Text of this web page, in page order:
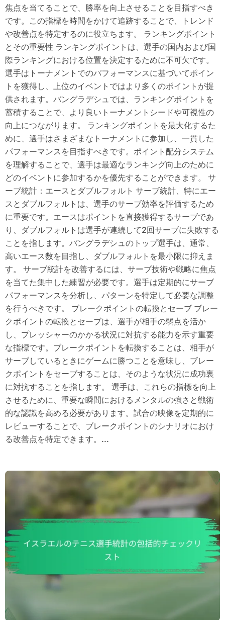
焦点を当てることで、勝率を向上させることを目指すべき
です。この指標を時間をかけて追跡することで、トレンド
や改善点を特定するのに役立ちます。 ランキングポイント
とその重要性 ランキングポイントは、選手の国内および国
際ランキングにおける位置を決定するために不可欠です。
選手はトーナメントでのパフォーマンスに基づいてポイン
トを獲得し、上位のイベントではより多くのポイントが提
供されます。バングラデシュでは、ランキングポイントを
蓄積することで、より良いトーナメントシードや可視性の
向上につながります。 ランキングポイントを最大化するた
めに、選手はさまざまなトーナメントに参加し、一貫した
パフォーマンスを目指すべきです。ポイント配分システム
を理解することで、選手は最適なランキング向上のために
どのイベントに参加するかを優先することができます。 サ
ーブ統計：エースとダブルフォルト サーブ統計、特にエー
スとダブルフォルトは、選手のサーブ効率を評価するため
に重要です。エースはポイントを直接獲得するサーブであ
り、ダブルフォルトは選手が連続して2回サーブに失敗する
ことを指します。バングラデシュのトップ選手は、通常、
高いエース数を目指し、ダブルフォルトを最小限に抑えま
す。 サーブ統計を改善するには、サーブ技術や戦略に焦点
を当てた集中した練習が必要です。選手は定期的にサーブ
パフォーマンスを分析し、パターンを特定して必要な調整
を行うべきです。 ブレークポイントの転換とセーブ ブレー
クポイントの転換とセーブは、選手が相手の弱点を活か
し、プレッシャーのかかる状況に対抗する能力を示す重要
な指標です。ブレークポイントを転換することは、相手が
サーブしているときにゲームに勝つことを意味し、ブレー
クポイントをセーブすることは、そのような状況に成功裏
に対抗することを指します。 選手は、これらの指標を向上
させるために、重要な瞬間におけるメンタルの強さと戦術
的な認識を高める必要があります。試合の映像を定期的に
レビューすることで、ブレークポイントのシナリオにおけ
る改善点を特定できます。...